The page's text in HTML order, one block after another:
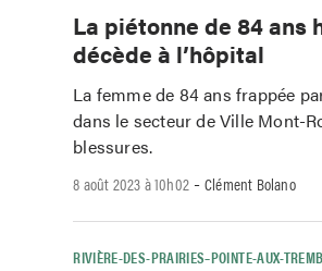
La piétonne de 84 ans
décède à l’hôpital
La femme de 84 ans frappée
dans le secteur de Ville Mont-
blessures.
8 août 2023 à 10h02 -Clément Bolano
RIVIÈRE-DES-PRAIRIES–POINTE-AUX-